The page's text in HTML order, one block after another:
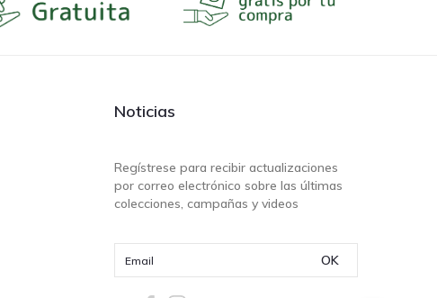
Noticias
Regístrese para recibir actualizaciones
por correo electrónico sobre las últimas
colecciones, campañas y videos
OK